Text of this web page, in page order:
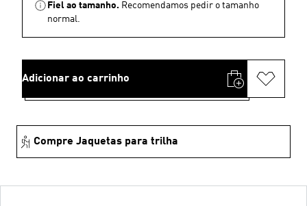
Fiel ao tamanho. Recomendamos pedir o tamanho
normal.
Adicionar ao carrinho
Compre Jaquetas para trilha